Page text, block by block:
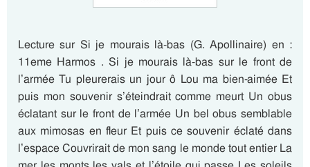
Lecture sur Si je mourais là-bas (G. Apollinaire) en :
11eme Harmos . Si je mourais là-bas sur le front de
l’armée Tu pleurerais un jour ô Lou ma bien-aimée Et
puis mon souvenir s’éteindrait comme meurt Un obus
éclatant sur le front de l’armée Un bel obus semblable
aux mimosas en fleur Et puis ce souvenir éclaté dans
l’espace Couvrirait de mon sang le monde tout entier La